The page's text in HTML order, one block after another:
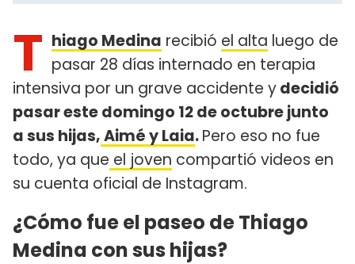
T hiago Medina recibió el alta luego de
pasar 28 días internado en terapia
intensiva por un grave accidente ydecidió
pasar este domingo 12 de octubre junto
a sus hijas,Aimé y Laia.Pero eso no fue
todo, ya que el joven compartió videos en
su cuenta oficial de Instagram.
¿Cómo fue el paseo de Thiago
Medina con sus hijas?